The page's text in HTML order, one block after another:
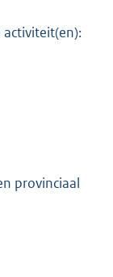
activiteit(en):
provinciaal